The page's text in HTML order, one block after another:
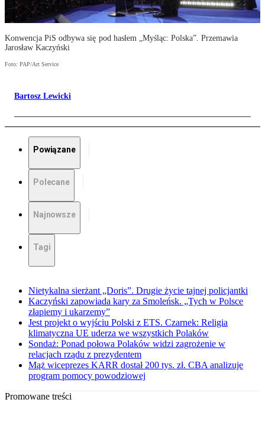
Konwencja PiS odbywa się pod hasłem „Myśląc: Polska”. Przemawia
Jarosław Kaczyński
Foto: PAP/Art Service
Bartosz Lewicki
Powiązane
Polecane
Najnowsze
Tagi
Nietykalna sierżant „Doris”. Drugie życie tajnej policjantki
Kaczyński zapowiada kary za Smoleńsk. „Tych w Polsce
złapiemy i ukarzemy”
Jest projekt o wyjściu Polski z ETS. Czarnek: Religia
klimatyczna UE uderza we wszystkich Polaków
Sondaż: Ponad połowa Polaków widzi zagrożenie w
relacjach rządu z prezydentem
Mąż wiceprezes KARR dostał 200 tys. zł. CBA analizuje
program pomocy powodziowej
Promowane treści